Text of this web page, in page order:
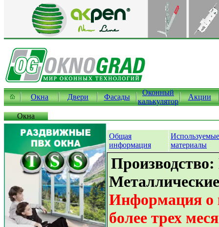
Окна Двери Фасады
Оконный
калькулятор
Акции
Окна
Общая
информация
Используемые
материалы
Информация о
более трех